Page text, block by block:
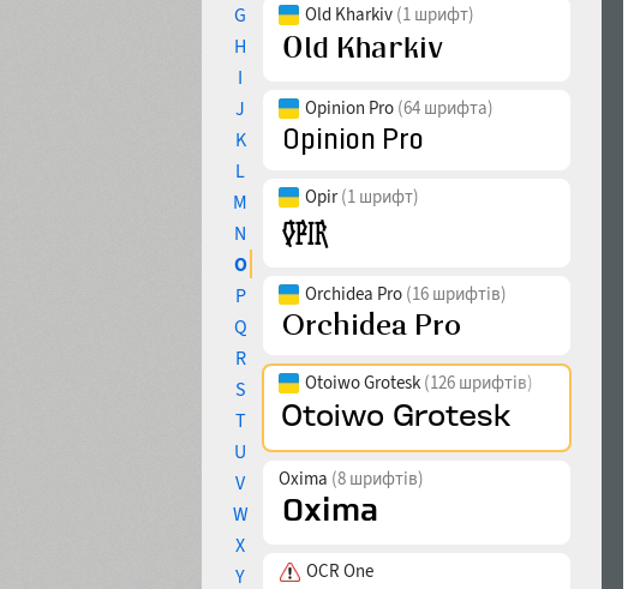
G
H
I
J
K
L
M
N
O
P
Q
R
S
T
U
V
W
X
Y
Old Kharkiv (1 шрифт)
Opinion Pro (64 шрифта)
Opir(1 шрифт)
Orchidea Pro (16 шрифтів)
Otoiwo Grotesk (126 шрифтів)
Oxima (8 шрифтів)
OCR One